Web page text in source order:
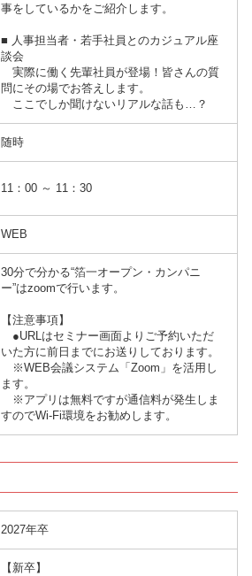
事をしているかをご紹介します。
■ 人事担当者・若手社員とのカジュアル座
談会
実際に働く先輩社員が登場！皆さんの質
問にその場でお答えします。
ここでしか聞けないリアルな話も…？
随時
11：00 ～ 11：30
WEB
30分で分かる“箔一オープン・カンパニ
ー”はzoomで行います。
【注意事項】
●URLはセミナー画面よりご予約いただ
いた方に前日までにお送りしております。
※WEB会議システム「Zoom」を活用し
ます。
※アプリは無料ですが通信料が発生しま
すのでWi-Fi環境をお勧めします。
2027年卒
【新卒】